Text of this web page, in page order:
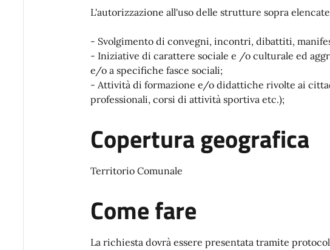
L'autorizzazione all'uso delle strutture sopra
- Svolgimento di convegni, incontri, dibattiti,
- Iniziative di carattere sociale e /o culturale ed
e/o a specifiche fasce sociali;
- Attività di formazione e/o didattiche rivolte ai
professionali, corsi di attività sportiva etc.);
Copertura geografica
Territorio Comunale
Come fare
La richiesta dovrà essere presentata tramite